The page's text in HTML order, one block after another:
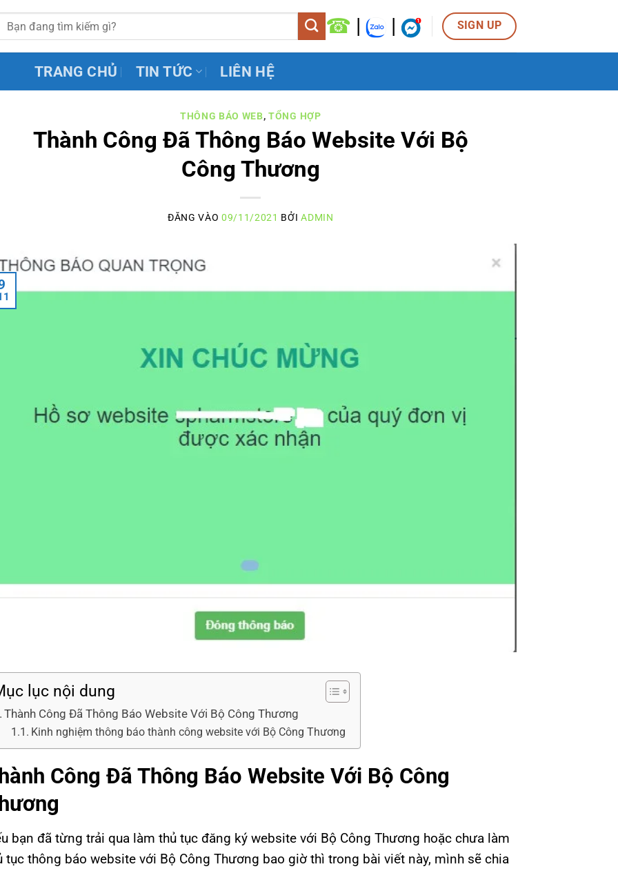
☎ | | SIGN UP
TRANG CHỦ TIN TỨC LIÊN HỆ
THÔNG BÁO WEB,TỔNG HỢP
Thành Công Đã Thông Báo Website Với Bộ
Công Thương
ĐĂNG VÀO09/11/2021 BỞIADMIN
lục nội dung
Thành Công Đã Thông Báo Website Với Bộ Công Thương
Kinh nghiệm thông báo thành công website với Bộ Công Thương
Công Đã Thông Báo Website Với Bộ Công
bạn đã từng trải qua làm thủ tục đăng ký website với Bộ Công Thương hoặc chưa làm
tục thông báo website với Bộ Công Thương bao giờ thì trong bài viết này, mình sẽ chia